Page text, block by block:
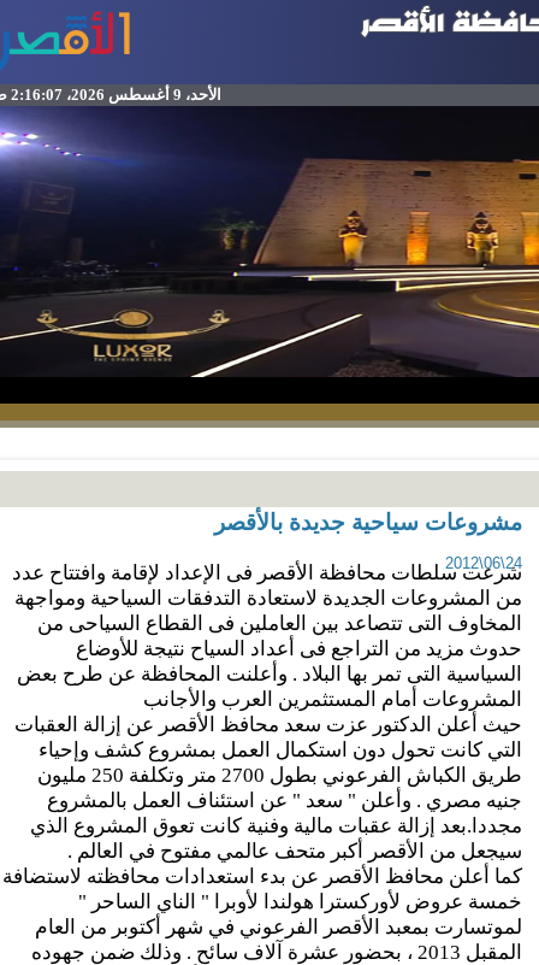
الأحد، 9 أغسطس 2026، 2:16:07 ص
سياحية جديدة بالأقصر
سلطات محافظة الأقصر فى الإعداد لإقامة وافتتاح عدد
المشروعات الجديدة لاستعادة التدفقات السياحية ومواجهة
التى تتصاعد بين العاملين فى القطاع السياحى من
مزيد من التراجع فى أعداد السياح نتيجة للأوضاع
التى تمر بها البلاد . وأعلنت المحافظة عن طرح بعض
أمام المستثمرين العرب والأجانب
أعلن الدكتور عزت سعد محافظ الأقصر عن إزالة العقبات
كانت تحول دون استكمال العمل بمشروع كشف وإحياء
طريق الكباش الفرعوني بطول 2700 متر وتكلفة 250 مليون
مصري . وأعلن " سعد " عن استئناف العمل بالمشروع
إزالة عقبات مالية وفنية كانت تعوق المشروع الذي
من الأقصر أكبر متحف عالمي مفتوح في العالم .
أعلن محافظ الأقصر عن بدء استعدادات محافظته لاستضافة
عروض لأوركسترا هولندا لأوبرا " الناي الساحر "
بمعبد الأقصر الفرعوني في شهر أكتوبر من العام
المقبل 2013 ، بحضور عشرة آلاف سائح . وذلك ضمن جهوده